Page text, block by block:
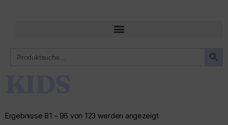
for:
Ergebnisse 81 – 96 von 123 werden angezeigt